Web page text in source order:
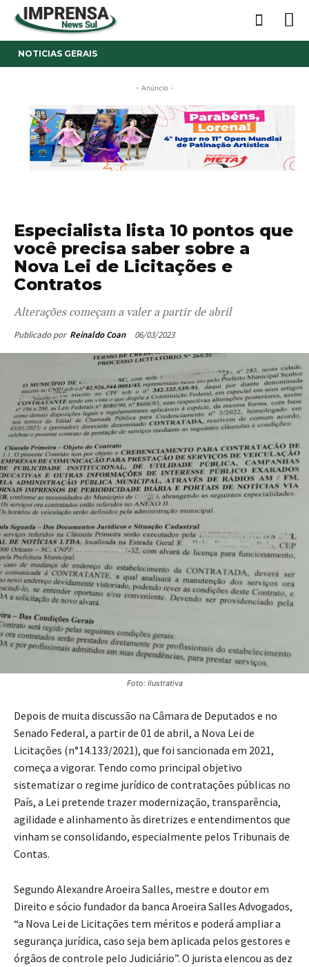
NOTICIAS GERAIS
- Anúncio -
Especialista lista 10 pontos que
você precisa saber sobre a
Nova Lei de Licitações e
Contratos
Alterações começam a valer a partir de abril
Publicado por Reinaldo Coan 06/03/2023
Foto: Ilustrativa
Depois de muita discussão na Câmara de Deputados e no
Senado Federal, a partir de 01 de abril, a Nova Lei de
Licitações (n°14.133/2021), que foi sancionada em 2021,
começa a vigorar. Tendo como principal objetivo
sistematizar o regime jurídico de contratações públicas no
País, a Lei pretende trazer modernização, transparência,
agilidade e alinhamento às diretrizes e entendimentos que
vinham se consolidando, especialmente pelos Tribunais de
Contas.
Segundo Alexandre Aroeira Salles, mestre e doutor em
Direito e sócio fundador da banca Aroeira Salles Advogados,
“a Nova Lei de Licitações tem méritos e poderá ampliar a
segurança jurídica, caso seja bem aplicada pelos gestores e
órgãos de controle pelo Judiciário”. O jurista elencou as dez